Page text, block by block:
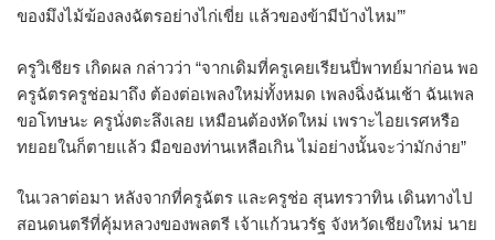
ของมึงไม้ฆ้องลงฉัตรอย่างไก่เขี่ย แล้วของข้ามีบ้างไหม’”
ครูวิเชียร เกิดผล กล่าวว่า “จากเดิมที่ครูเคยเรียนปี่พาทย์มาก่อน พอ
ครูฉัตรครูช่อมาถึง ต้องต่อเพลงใหม่ทั้งหมด เพลงฉิ่งฉันเช้า ฉันเพล
ขอโทษนะ ครูนั่งตะลึงเลย เหมือนต้องหัดใหม่ เพราะไอยเรศหรือ
ทยอยในก็ตายแล้ว มือของท่านเหลือเกิน ไม่อย่างนั้นจะว่ามักง่าย”
ในเวลาต่อมา หลังจากที่ครูฉัตร และครูช่อ สุนทรวาทิน เดินทางไป
สอนดนตรีที่คุ้มหลวงของพลตรี เจ้าแก้วนวรัฐ จังหวัดเชียงใหม่ นาย